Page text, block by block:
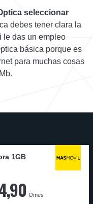
seleccionar
debes tener clara la
le das un empleo
básica porque es
para muchas cosas
1GB
€/mes